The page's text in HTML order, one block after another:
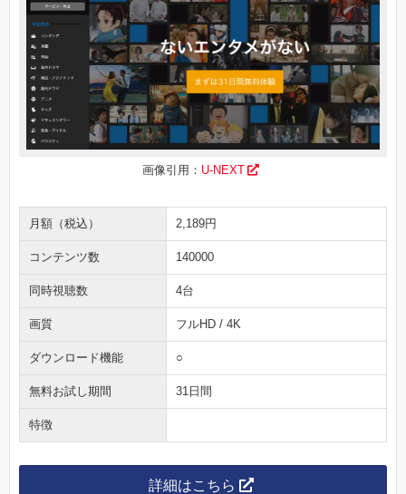
画像引用： U-NEXT
月額（税込） 2,189円
コンテンツ数 140000
同時視聴数 4台
画質 フルHD / 4K
ダウンロード機能 ○
無料お試し期間 31日間
特徴
詳細はこちら